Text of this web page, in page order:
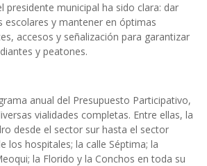
presidente municipal ha sido clara: dar
escolares y mantener en óptimas
accesos y señalización para garantizar
y peatones.
anual del Presupuesto Participativo,
vialidades completas. Entre ellas, la
desde el sector sur hasta el sector
los hospitales; la calle Séptima; la
la Florido y la Conchos en toda su